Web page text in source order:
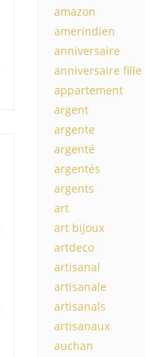
amazon
amerindien
anniversaire
anniversaire fille
appartement
argent
argente
argenté
argentés
argents
art
art bijoux
artdeco
artisanal
artisanale
artisanals
artisanaux
auchan